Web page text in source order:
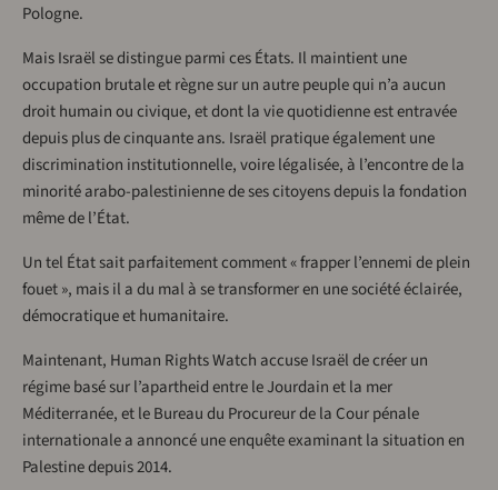
Pologne.
Mais Israël se distingue parmi ces États. Il maintient une
occupation brutale et règne sur un autre peuple qui n’a aucun
droit humain ou civique, et dont la vie quotidienne est entravée
depuis plus de cinquante ans. Israël pratique également une
discrimination institutionnelle, voire légalisée, à l’encontre de la
minorité arabo-palestinienne de ses citoyens depuis la fondation
même de l’État.
Un tel État sait parfaitement comment « frapper l’ennemi de plein
fouet », mais il a du mal à se transformer en une société éclairée,
démocratique et humanitaire.
Maintenant, Human Rights Watch accuse Israël de créer un
régime basé sur l’apartheid entre le Jourdain et la mer
Méditerranée, et le Bureau du Procureur de la Cour pénale
internationale a annoncé une enquête examinant la situation en
Palestine depuis 2014.